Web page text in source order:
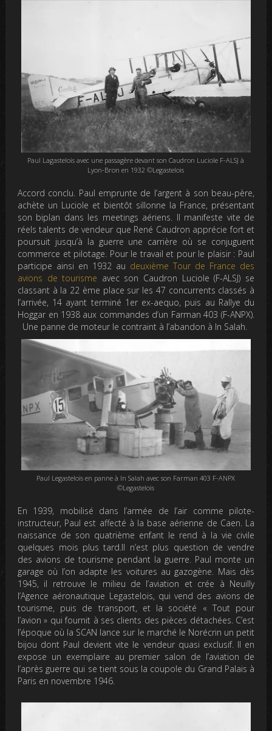
Paul Lagastelois avec une passagère devant son Caudron Luciole F-ALSJ à
Lyon-Bron en 1932 ©Legastelois
Accord conclu. Paul emprunte de l’argent à son beau-père,
achète un Luciole et bientôt sillonne la France, présentant
son biplan dans les meetings aériens. Il manifeste vite de
réels talents de vendeur que René Caudron apprécie fort et
poursuit jusqu’à la guerre une carrière où se conjuguent
commerce et pilotage. Pour le travail et pour le plaisir : Paul
participe ainsi en 1932 au deuxième Tour de France des
avions de tourisme avec son Caudron Luciole (F-ALSJ) se
classant à la 22 ème place sur les 47 concurrents classés à
l’arrivée, 14 ayant terminé 1er ex-aequo, puis au Rallye du
Hoggar en 1938 aux commandes d’un Farman 403 (F-ANPX).
Une panne de moteur le contraint à l’abandon à In Salah.
Paul Legastelois en panne à In Salah avec son Farman 403 F-ANPX
©Legastelois
En 1939, mobilisé dans l’armée de l’air comme pilote-
instructeur, Paul est affecté à la base aérienne de Caen. La
naissance de son quatrième enfant le rend à la vie civile
quelques mois plus tard.Il n’est plus question de vendre
des avions de tourisme pendant la guerre. Paul monte un
garage où l’on adapte les voitures au gazogène. Mais dès
1945, il retrouve le milieu de l’aviation et crée à Neuilly
l’Agence aéronautique Legastelois, qui vend des avions de
tourisme, puis de transport, et la société « Tout pour
l’avion » qui fournit à ses clients des pièces détachées. C’est
l’époque où la SCAN lance sur le marché le Norécrin un petit
bijou dont Paul devient vite le vendeur quasi exclusif. Il en
expose un exemplaire au premier salon de l’aviation de
l’après guerre qui se tient sous la coupole du Grand Palais à
Paris en novembre 1946.